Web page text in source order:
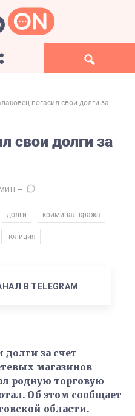
погасил свои долги за
свои долги за
МИН —
долги криминал кража
полиция
В TELEGRAM
долги за счет
магазинов
родную торговую
Об этом сообщает
области.